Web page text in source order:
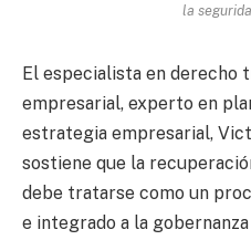
la
El especialista en derecho
empresarial, experto en
estrategia empresarial,
sostiene que la
debe tratarse como un
e integrado a la